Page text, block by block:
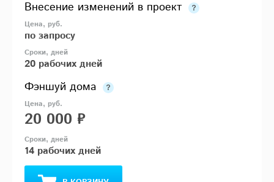
Внесение изменений в проект
по запросу
20 рабочих дней
Фэншуй дома
20 000 ₽
14 рабочих дней